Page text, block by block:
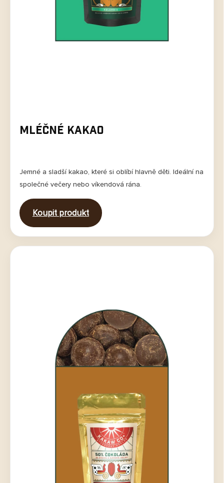
Mléčné kakao
Jemné a sladší kakao, které si oblíbí hlavně děti. Ideální na
společné večery nebo víkendová rána.
Koupit produkt